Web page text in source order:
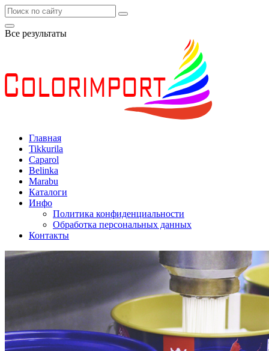
Все результаты
Главная
Tikkurila
Caparol
Belinka
Marabu
Каталоги
Инфо
Политика конфиденциальности
Обработка персональных данных
Контакты